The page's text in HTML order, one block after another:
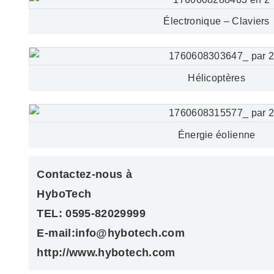
Électronique – Claviers
Hélicoptères
Énergie éolienne
Contactez-nous à
HyboTech
TEL: 0595-82029999
E-mail:info@hybotech.com
http://www.hybotech.com